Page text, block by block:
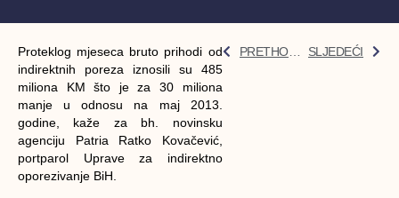
Proteklog mjeseca bruto prihodi od
indirektnih poreza iznosili su 485
miliona KM što je za 30 miliona
manje u odnosu na maj 2013.
godine, kaže za bh. novinsku
agenciju Patria Ratko Kovačević,
portparol Uprave za indirektno
oporezivanje BiH.
PRETHODNI SLJEDEĆI